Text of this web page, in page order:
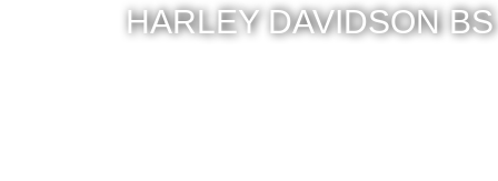
HARLEY DAVIDSON BS